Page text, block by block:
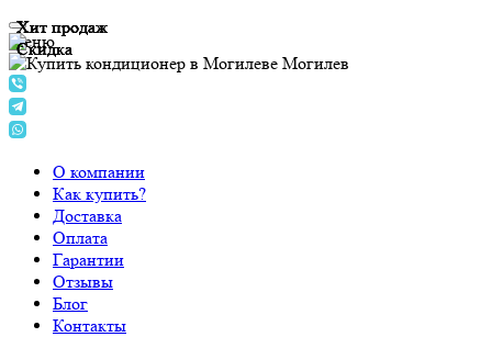
Меню
Могилев
О компании
Как купить?
Доставка
Оплата
Гарантии
Отзывы
Блог
Контакты
Хит продаж
Скидка
Хит продаж
Скидка
Хит продаж
Хит продаж
Скидка